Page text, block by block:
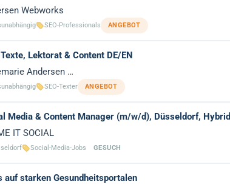
Webworks
SEO-Professionals ANGEBOT
Texte, Lektorat & Content DE/EN
Andersen …
SEO-Texter ANGEBOT
Media & Content Manager (m/w/d), Düsseldorf, Hybrid
IT SOCIAL
Social-Media-Jobs GESUCH
auf starken Gesundheitsportalen